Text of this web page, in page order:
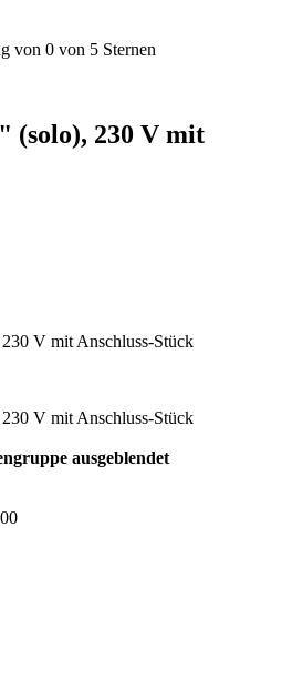
von 0 von 5 Sternen
(solo), 230 V mit
ausgeblendet